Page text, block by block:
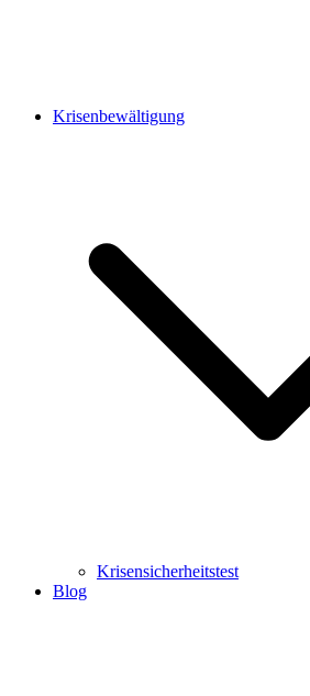
Krisenbewältigung
Krisensicherheitstest
Blog